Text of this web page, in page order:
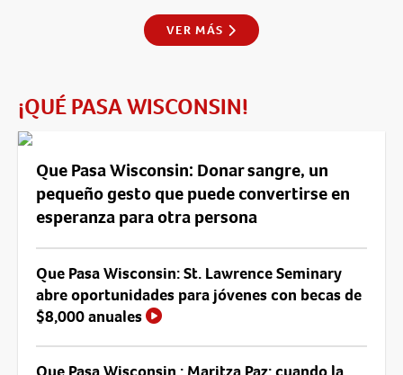
VER MÁS
¡QUÉ PASA WISCONSIN!
Que Pasa Wisconsin: Donar sangre, un
pequeño gesto que puede convertirse en
esperanza para otra persona
Que Pasa Wisconsin: St. Lawrence Seminary
abre oportunidades para jóvenes con becas de
$8,000 anuales